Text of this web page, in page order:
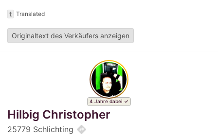
t Translated
Originaltext des Verkäufers anzeigen
4 Jahre dabei
Hilbig Christopher
25779 Schlichting directions